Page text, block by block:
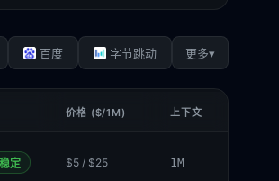
百度 字节跳动 更多▾
价格 ($/1M) 上下文
稳定 $5 / $25 1M